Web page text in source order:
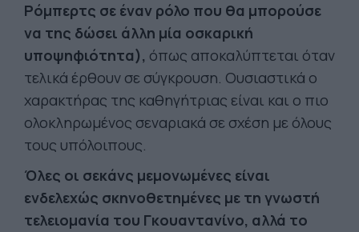
Ρόμπερτς σε έναν ρόλο που θα μπορούσε
να της δώσει άλλη μία οσκαρική
υποψηφιότητα), όπως αποκαλύπτεται όταν
τελικά έρθουν σε σύγκρουση. Ουσιαστικά ο
χαρακτήρας της καθηγήτριας είναι και ο πιο
ολοκληρωμένος σεναριακά σε σχέση με όλους
τους υπόλοιπους.
Όλες οι σεκάνς μεμονωμένες είναι
ενδελεχώς σκηνοθετημένες με τη γνωστή
τελειομανία του Γκουαντανίνο, αλλά το